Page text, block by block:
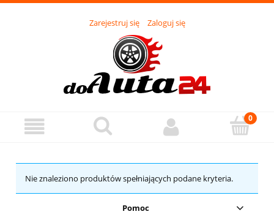
Zarejestruj się Zaloguj się
Nie znaleziono produktów spełniających podane kryteria.
Pomoc